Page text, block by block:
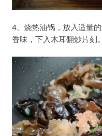
4、烧热油锅，放入适量
香味，下入木耳翻炒片刻。